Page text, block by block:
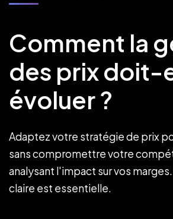
Comment la
des prix doit-
évoluer ?
Adaptez votre stratégie de prix
sans compromettre votre
analysant l'impact sur vos
claire est essentielle.